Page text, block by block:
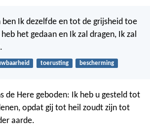
Ik dezelfde en tot de grijsheid toe
het gedaan en Ik zal dragen, Ik zal
toerusting bescherming
de Here geboden: Ik heb u gesteld tot
opdat gij tot heil zoudt zijn tot
aarde.